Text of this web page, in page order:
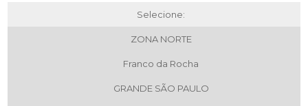
Selecione:
ZONA NORTE
Franco da Rocha
GRANDE SÃO PAULO